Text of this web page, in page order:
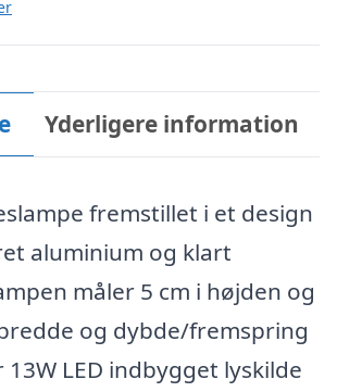
Yderligere information
fremstillet i et design
aluminium og klart
måler 5 cm i højden og
og dybde/fremspring
LED indbygget lyskilde